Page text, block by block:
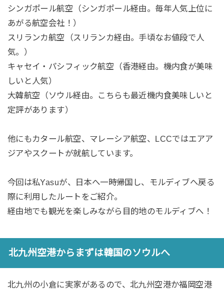
シンガポール航空（シンガポール経由。毎年人気上位に
あがる航空会社！）
スリランカ航空（スリランカ経由。手頃なお値段で人
気。）
キャセイ・パシフィック航空（香港経由。機内食が美味
しいと人気）
大韓航空（ソウル経由。こちらも最近機内食美味しいと
定評があります）
他にもカタール航空、マレーシア航空、LCCではエアア
ジアやスクートが就航しています。
今回は私Yasuが、日本へ一時帰国し、モルディブへ戻る
際に利用したルートをご紹介。
経由地でも観光を楽しみながら目的地のモルディブへ！
北九州空港からまずは韓国のソウルへ
北九州の小倉に実家があるので、北九州空港か福岡空港